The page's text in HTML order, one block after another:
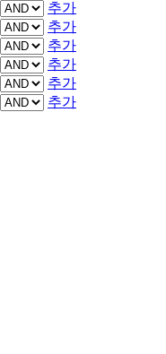
추가
추가
추가
추가
추가
추가